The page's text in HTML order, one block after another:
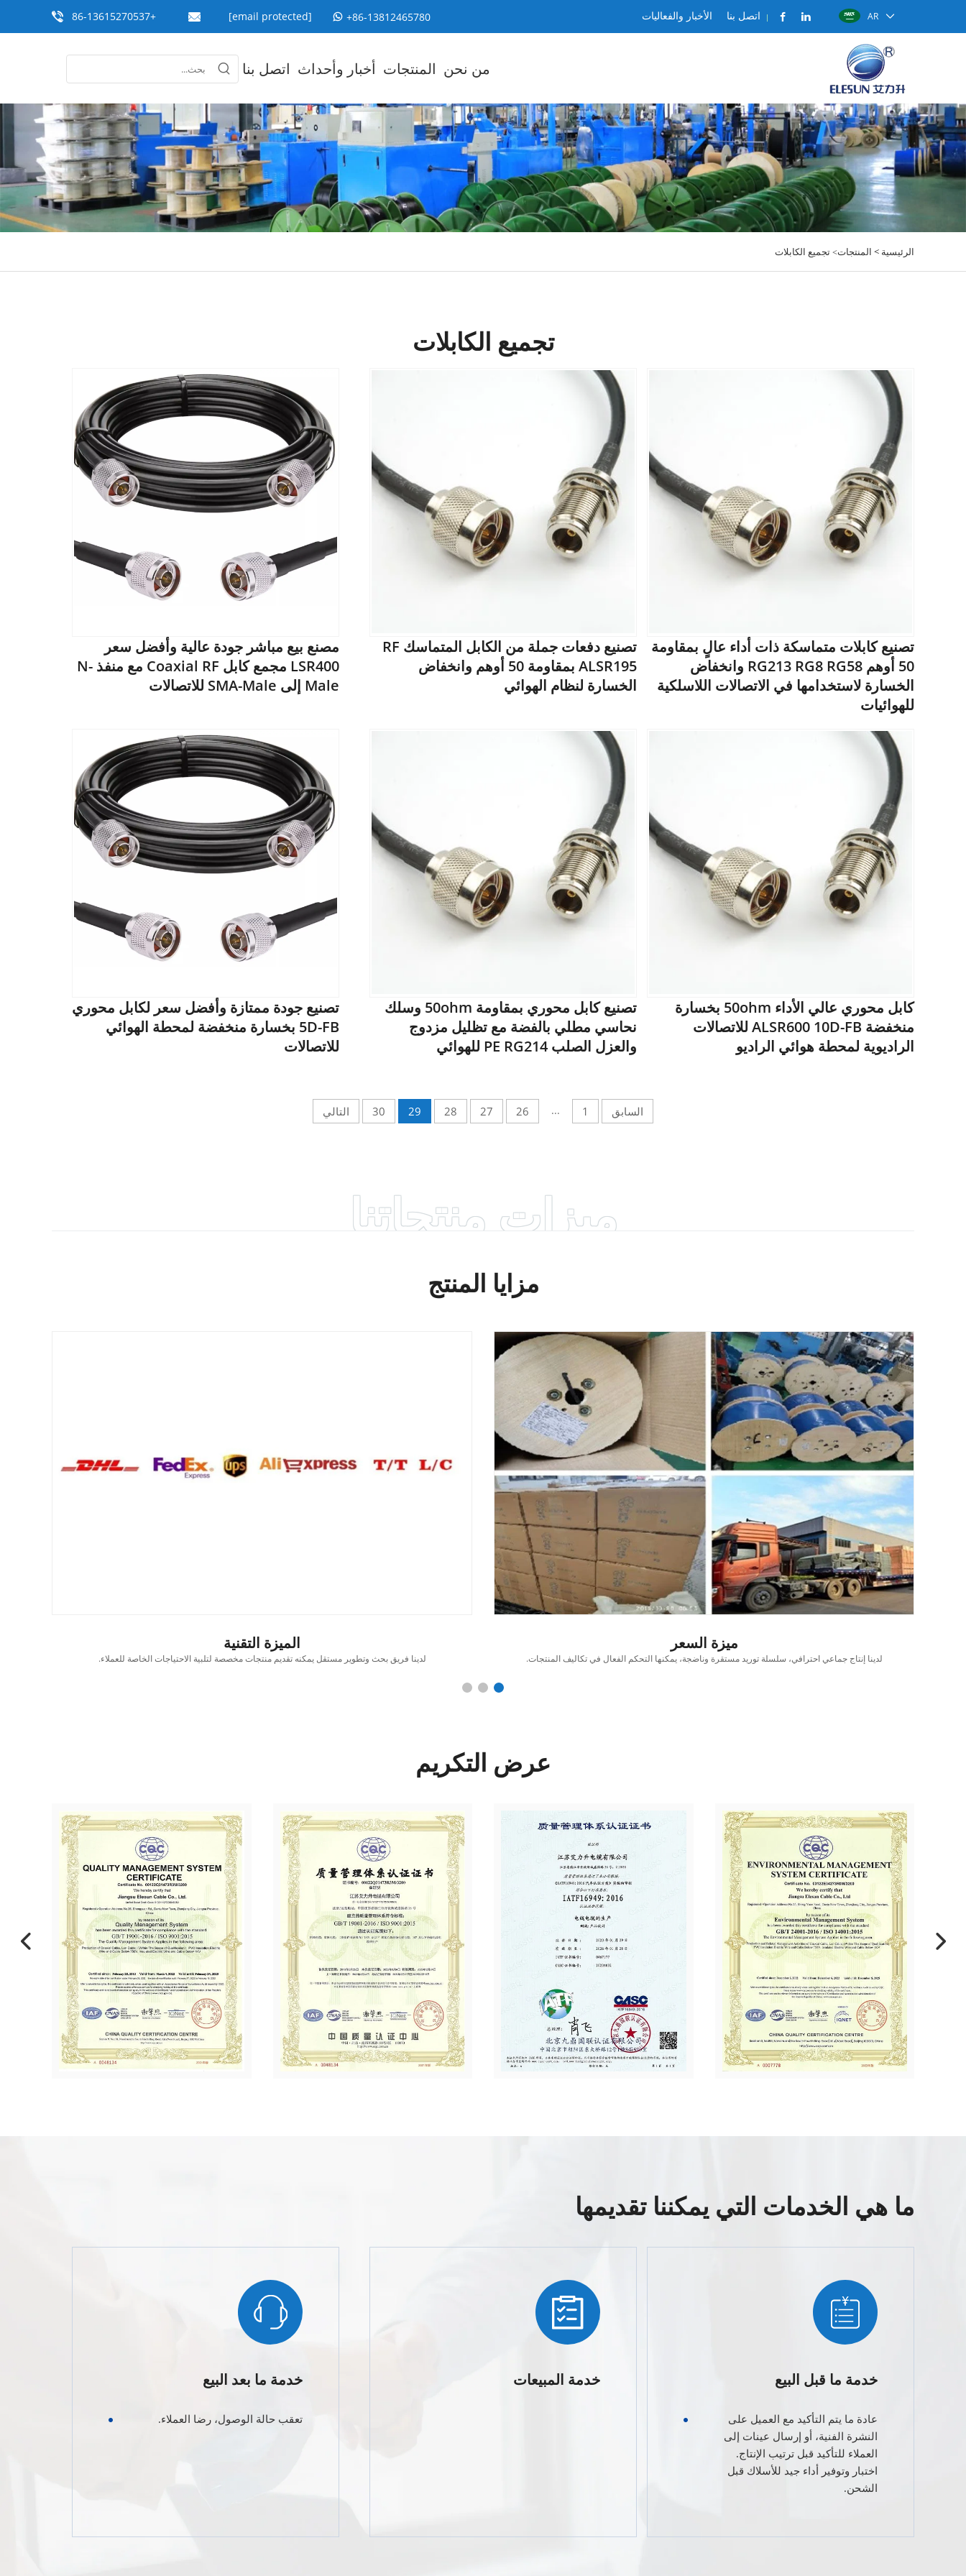
+86-13615270537 [email protected] +86-13812465780 AR اتصل بنا الأخبار والفعاليات
من نحن المنتجات أخبار وأحداث اتصل بنا
الرئيسية > المنتجات>تجميع الكابلات
تجميع الكابلات
تصنيع كابلات متماسكة ذات أداء عالٍ بمقاومة
50 أوهم RG213 RG8 RG58 وانخفاض
الخسارة لاستخدامها في الاتصالات اللاسلكية
للهوائيات
تصنيع دفعات جملة من الكابل المتماسك RF
ALSR195 بمقاومة 50 أوهم وانخفاض
الخسارة لنظام الهوائي
مصنع بيع مباشر جودة عالية وأفضل سعر
LSR400 مجمع كابل Coaxial RF مع منفذ N-
Male إلى SMA-Male للاتصالات
كابل محوري عالي الأداء 50ohm بخسارة
منخفضة ALSR600 10D-FB للاتصالات
الراديوية لمحطة هوائي الراديو
تصنيع كابل محوري بمقاومة 50ohm وسلك
نحاسي مطلي بالفضة مع تظليل مزدوج
والعزل الصلب PE RG214 للهوائي
تصنيع جودة ممتازة وأفضل سعر لكابل محوري
5D-FB بخسارة منخفضة لمحطة الهوائي
للاتصالات
السابق 1
...
26
27
28
29
30 التالي
ميزات منتجاتنا
مزايا المنتج
ميزة السعر
لدينا إنتاج جماعي احترافي، سلسلة توريد مستقرة وناضجة، يمكنها التحكم الفعال في تكاليف المنتجات.
الميزة التقنية
لدينا فريق بحث وتطوير مستقل يمكنه تقديم منتجات مخصصة لتلبية الاحتياجات الخاصة للعملاء.
عرض التكريم
ما هي الخدمات التي يمكننا تقديمها
خدمة ما قبل البيع
عادة ما يتم التأكيد مع العميل على
النشرة الفنية، أو إرسال عينات إلى
العملاء للتأكيد قبل ترتيب الإنتاج.
اختبار وتوفير أداء جيد للأسلاك قبل
الشحن.
خدمة المبيعات خدمة ما بعد البيع
تعقب حالة الوصول، رضا العملاء.